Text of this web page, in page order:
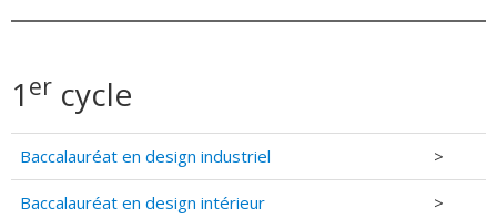
1 er cycle
Baccalauréat en design industriel >
Baccalauréat en design intérieur >